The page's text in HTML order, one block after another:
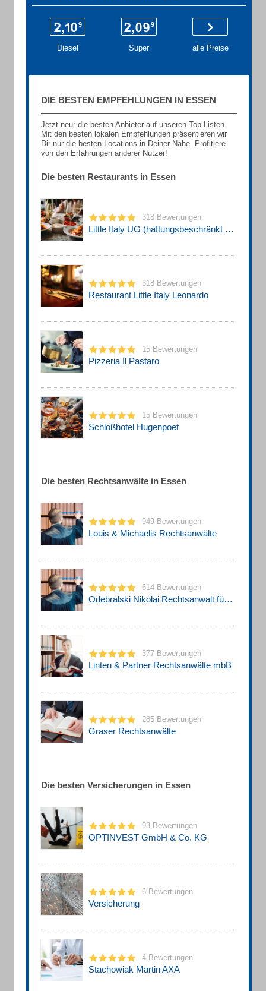
Diesel Super alle Preise
DIE BESTEN EMPFEHLUNGEN IN ESSEN
Jetzt neu: die besten Anbieter auf unseren Top-Listen.
Mit den besten lokalen Empfehlungen präsentieren wir
Dir nur die besten Locations in Deiner Nähe. Profitiere
von den Erfahrungen anderer Nutzer!
Die besten Restaurants in Essen
318 Bewertungen
Little Italy UG (haftungsbeschränkt & Co. KG
318 Bewertungen
Restaurant Little Italy Leonardo
15 Bewertungen
Pizzeria Il Pastaro
15 Bewertungen
Schloßhotel Hugenpoet
Die besten Rechtsanwälte in Essen
949 Bewertungen
Louis & Michaelis Rechtsanwälte
614 Bewertungen
Odebralski Nikolai Rechtsanwalt für Strafrecht
377 Bewertungen
Linten & Partner Rechtsanwälte mbB
285 Bewertungen
Graser Rechtsanwälte
Die besten Versicherungen in Essen
93 Bewertungen
OPTINVEST GmbH & Co. KG
6 Bewertungen
Versicherung
4 Bewertungen
Stachowiak Martin AXA